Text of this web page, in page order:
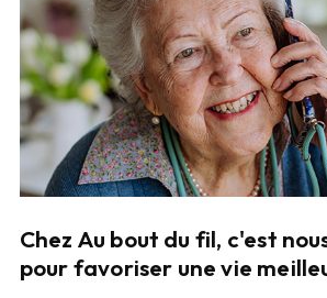
Chez Au bout du fil, c'est
pour favoriser une vie